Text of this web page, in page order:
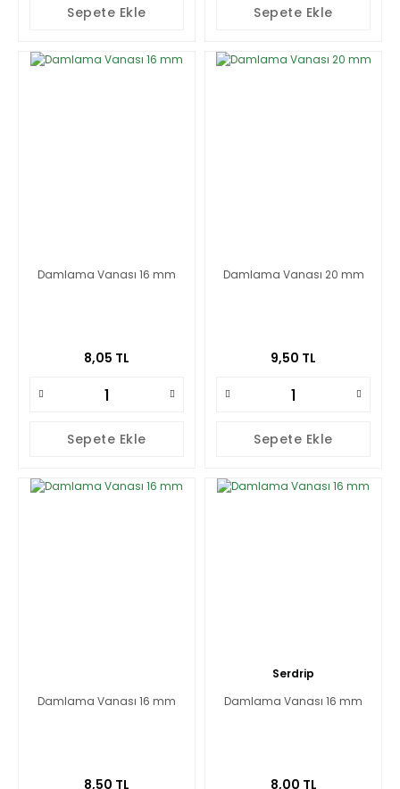
Sepete Ekle Sepete Ekle
Damlama Vanası 16 mm
8,05 TL
Sepete Ekle
Damlama Vanası 20 mm
9,50 TL
Sepete Ekle
Damlama Vanası 16 mm
8,50 TL
Serdrip
Damlama Vanası 16 mm
8,00 TL